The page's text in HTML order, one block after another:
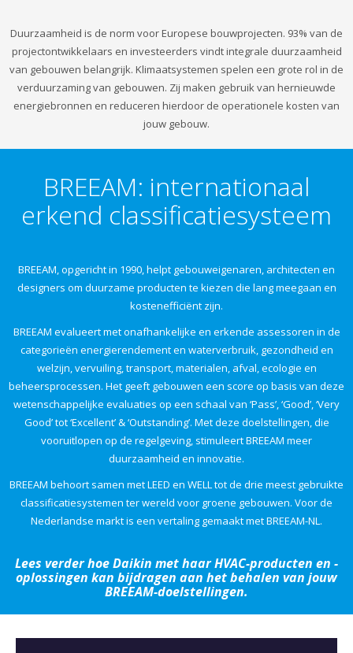
Duurzaamheid is de norm voor Europese bouwprojecten. 93% van de
projectontwikkelaars en investeerders vindt integrale duurzaamheid
van gebouwen belangrijk. Klimaatsystemen spelen een grote rol in de
verduurzaming van gebouwen. Zij maken gebruik van hernieuwde
energiebronnen en reduceren hierdoor de operationele kosten van
jouw gebouw.
BREEAM: internationaal
erkend classificatiesysteem
BREEAM, opgericht in 1990, helpt gebouweigenaren, architecten en
designers om duurzame producten te kiezen die lang meegaan en
kostenefficiënt zijn.
BREEAM evalueert met onafhankelijke en erkende assessoren in de
categorieën energierendement en waterverbruik, gezondheid en
welzijn, vervuiling, transport, materialen, afval, ecologie en
beheersprocessen. Het geeft gebouwen een score op basis van deze
wetenschappelijke evaluaties op een schaal van ‘Pass’, ‘Good’, ‘Very
Good’ tot ‘Excellent’ & ‘Outstanding’. Met deze doelstellingen, die
vooruitlopen op de regelgeving, stimuleert BREEAM meer
duurzaamheid en innovatie.
BREEAM behoort samen met LEED en WELL tot de drie meest gebruikte
classificatiesystemen ter wereld voor groene gebouwen. Voor de
Nederlandse markt is een vertaling gemaakt met BREEAM-NL.
Lees verder hoe Daikin met haar HVAC-producten en -
oplossingen kan bijdragen aan het behalen van jouw
BREEAM-doelstellingen.